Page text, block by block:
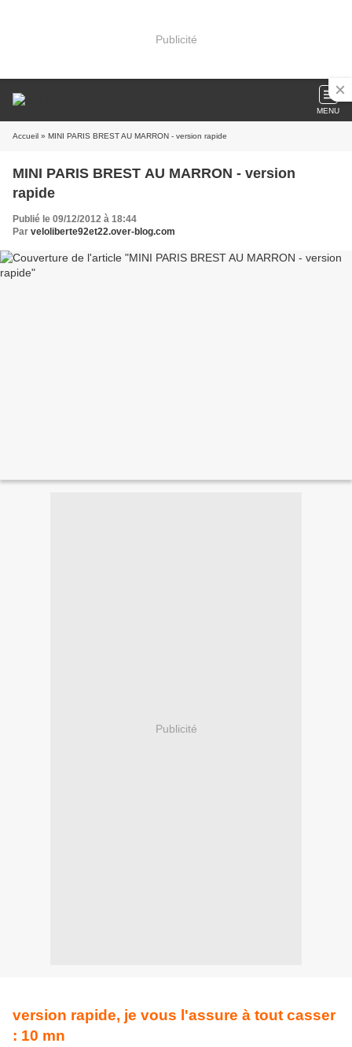
Publicité
MENU
Accueil » MINI PARIS BREST AU MARRON - version rapide
MINI PARIS BREST AU MARRON - version
rapide
Publié le 09/12/2012 à 18:44
Par veloliberte92et22.over-blog.com
Publicité
version rapide, je vous l'assure à tout casser
: 10 mn